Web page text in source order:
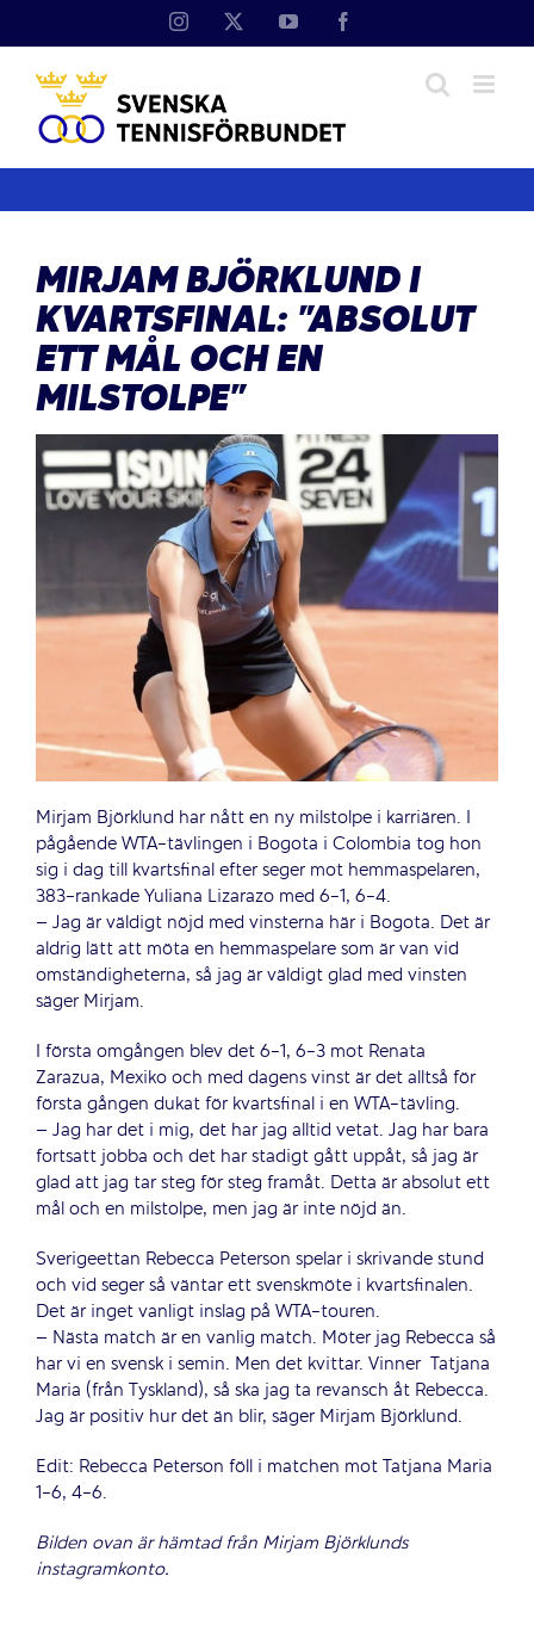
Instagram YouTube
MIRJAM BJÖRKLUND I
KVARTSFINAL: ”ABSOLUT
ETT MÅL OCH EN
MILSTOLPE”
Mirjam Björklund har nått en ny milstolpe i karriären. I
pågående WTA-tävlingen i Bogota i Colombia tog hon
sig i dag till kvartsfinal efter seger mot hemmaspelaren,
383-rankade Yuliana Lizarazo med 6-1, 6-4.
– Jag är väldigt nöjd med vinsterna här i Bogota. Det är
aldrig lätt att möta en hemmaspelare som är van vid
omständigheterna, så jag är väldigt glad med vinsten
säger Mirjam.
I första omgången blev det 6-1, 6-3 mot Renata
Zarazua, Mexiko och med dagens vinst är det alltså för
första gången dukat för kvartsfinal i en WTA-tävling.
– Jag har det i mig, det har jag alltid vetat. Jag har bara
fortsatt jobba och det har stadigt gått uppåt, så jag är
glad att jag tar steg för steg framåt. Detta är absolut ett
mål och en milstolpe, men jag är inte nöjd än.
Sverigeettan Rebecca Peterson spelar i skrivande stund
och vid seger så väntar ett svenskmöte i kvartsfinalen.
Det är inget vanligt inslag på WTA-touren.
– Nästa match är en vanlig match. Möter jag Rebecca så
har vi en svensk i semin. Men det kvittar. Vinner Tatjana
Maria (från Tyskland), så ska jag ta revansch åt Rebecca.
Jag är positiv hur det än blir, säger Mirjam Björklund.
Edit: Rebecca Peterson föll i matchen mot Tatjana Maria
1-6, 4-6.
Bilden ovan är hämtad från Mirjam Björklunds
instagramkonto.